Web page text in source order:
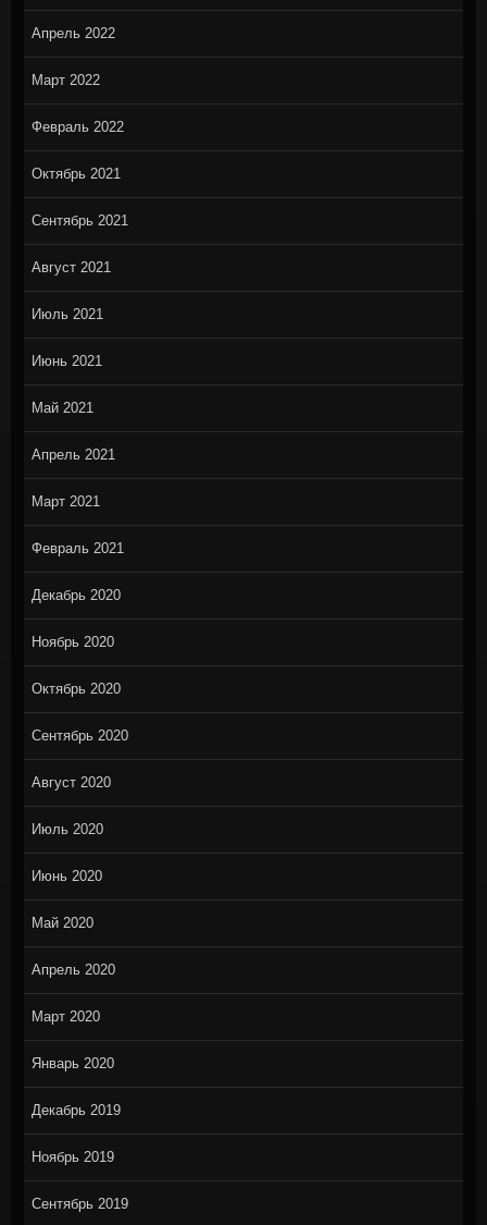
Апрель 2022
Март 2022
Февраль 2022
Октябрь 2021
Сентябрь 2021
Август 2021
Июль 2021
Июнь 2021
Май 2021
Апрель 2021
Март 2021
Февраль 2021
Декабрь 2020
Ноябрь 2020
Октябрь 2020
Сентябрь 2020
Август 2020
Июль 2020
Июнь 2020
Май 2020
Апрель 2020
Март 2020
Январь 2020
Декабрь 2019
Ноябрь 2019
Сентябрь 2019